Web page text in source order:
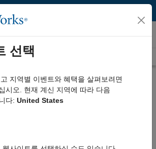
Play
with A* and RRT |
Navigation, Part 4
선택
지역별 이벤트와 혜택을 살펴보려면
시오. 현재 계신 지역에 따라 다음
다: United States